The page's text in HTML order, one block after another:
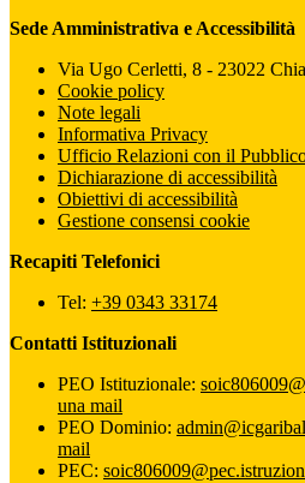
Sede Amministrativa e Accessibilità
Via Ugo Cerletti, 8 - 23022
Cookie policy
Note legali
Informativa Privacy
Ufficio Relazioni con il
Dichiarazione di accessibilità
Obiettivi di accessibilità
Gestione consensi cookie
Recapiti Telefonici
Tel: +39 0343 33174
Contatti Istituzionali
PEO Istituzionale:
una mail
PEO Dominio:
mail
PEC: